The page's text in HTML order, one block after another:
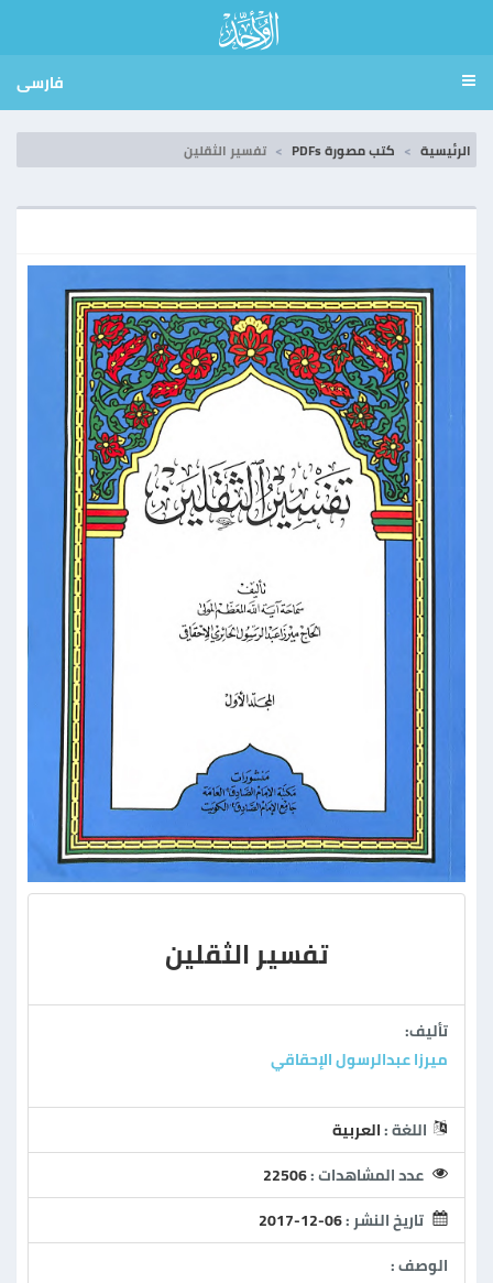
فارسی
الرئيسية كتب مصورة PDFs تفسير الثقلين
تفسير الثقلين
تأليف:
ميرزا عبدالرسول الإحقاقي
اللغة :العربية
عدد المشاهدات :22506
تاريخ النشر :2017-12-06
الوصف :